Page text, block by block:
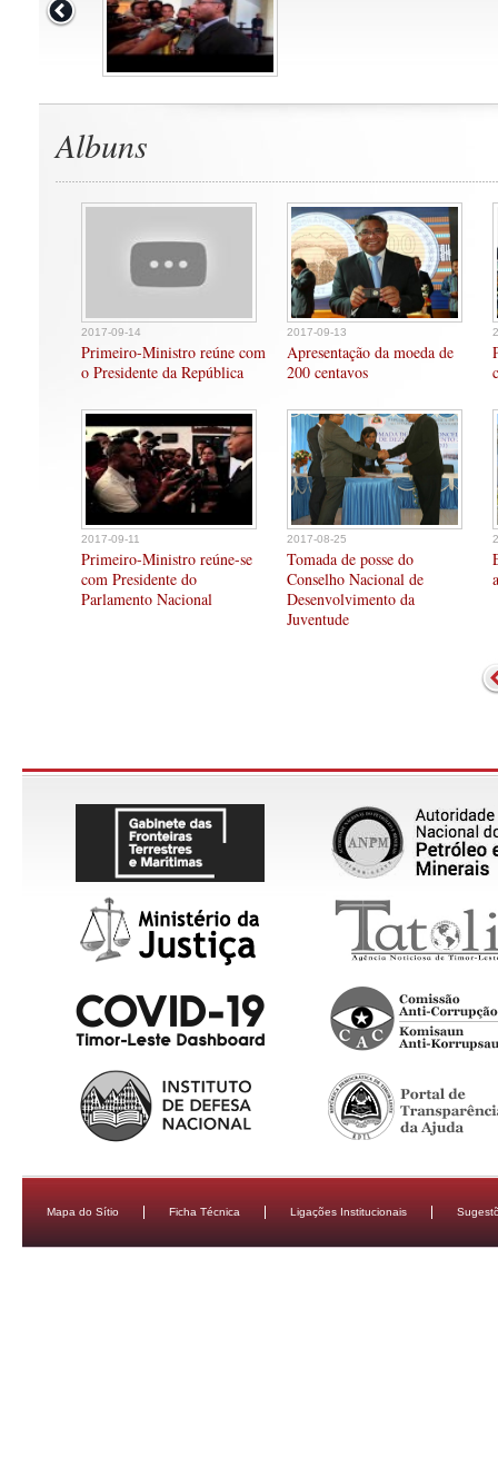
Albuns
2017-09-14
Primeiro-Ministro reúne com
o Presidente da República
2017-09-13
Apresentação da moeda de
200 centavos
2017-09-11
Primeiro-Ministro reúne-se
com Presidente do
Parlamento Nacional
2017-08-25
Tomada de posse do
Conselho Nacional de
Desenvolvimento da
Juventude
Mapa do Sítio Ficha Técnica Ligações Institucionais